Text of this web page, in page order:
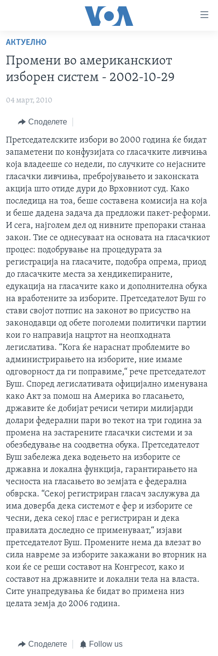
пристапност
Премини
на
главната
Премини
за
навигација
Пребарувај
РУБРИКИ
МАКЕДОНИЈА
СВЕТ
ЕКОНОМИЈА
ЗДРАВЈЕ
НАУКА
УМЕТНОСТ И ЗАБАВА
ИНТЕРВЈУА
ФОТОГАЛЕРИИ
ДОКУМЕНТАРЦИ
АРХИВИРАНА ПРОГРАМА
NEWSFLASH - АРХИВА
ВЕСТИ ОД САД ВО МИНУТА - АРХИВА
ИЗБОРИ ВО САД 2020 - АРХИВА
ЗА НАС
Learning English
НАКУСО...
Јазици
АКТУЕЛНО
Промени во американскиот
изборен систем - 2002-10-29
04 март, 2010
Споделете
Претседателските избори во 2000 година ќе бидат
запаметени по конфузијата со гласачките ливчиња
која владееше со недели, по случките со нејасните
гласачки ливчиња, пребројувањето и законската
акција што отиде дури до Врховниот суд. Како
последица на тоа, беше составена комисија на која
и беше дадена задача да предложи пакет-реформи.
И сега, најголем дел од нивните препораки станаа
закон. Тие се однесуваат на основата на гласачкиот
процес: подобрување на процедурата за
регистрација на гласачите, подобра опрема, приод
до гласачките места за хендикепираните,
едукација на гласачите како и дополнителна обука
на вработените за изборите. Претседателот Буш го
стави својот потпис на законот во присуство на
законодавци од обете поголеми политички партии
кои го направија нацртот на неопходната
легислатива. “Кога ќе нараснат проблемите во
администрирањето на изборите, ние имаме
одговорност да ги поправиме,“ рече претседателот
Буш. Според легислативата официјално именувана
како Акт за помош на Америка во гласањето,
државите ќе добијат речиси четири милијарди
долари федерални пари во текот на три година за
промена на застарените гласачки системи и за
обезбедување на соодветна обука. Претседателот
Буш забележа дека водењето на изборите се
државна и локална функција, гарантирањето на
чесноста на гласањето во земјата е федерална
обврска. “Секој регистриран гласач заслужува да
има доверба дека системот е фер и изборите се
чесни, дека секој глас е регистриран и дека
правилата доследно се применуваат,“ изјави
претседателот Буш. Промените нема да влезат во
сила навреме за изборите закажани во вторник на
кои ќе се реши составот на Конгресот, како и
составот на државните и локални тела на власта.
Сите унапредувања ќе бидат во примена низ
целата земја до 2006 година.
Споделете Follow us